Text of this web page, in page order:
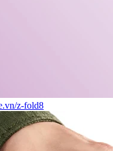
z-fold8